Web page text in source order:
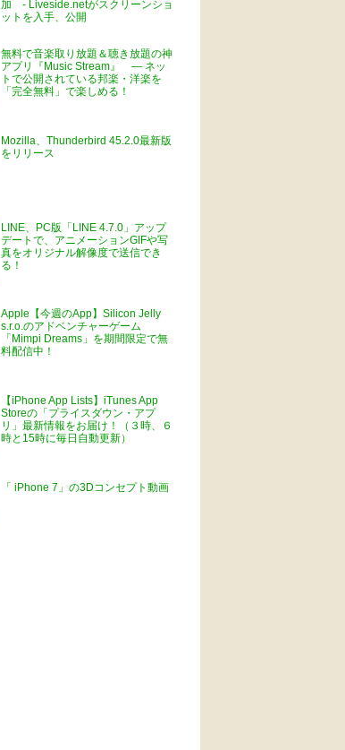
加 - Liveside.netがスクリーンショ
ットを入手、公開
無料で音楽取り放題＆聴き放題の神
アプリ『Music Stream』 ― ネッ
トで公開されている邦楽・洋楽を
「完全無料」で楽しめる！
Mozilla、Thunderbird 45.2.0最新版
をリリース
LINE、PC版「LINE 4.7.0」アップ
デートで、アニメーションGIFや写
真をオリジナル解像度で送信でき
る！
Apple【今週のApp】Silicon Jelly
s.r.o.のアドベンチャーゲーム
「Mimpi Dreams」を期間限定で無
料配信中！
【iPhone App Lists】iTunes App
Storeの「プライスダウン・アプ
リ」最新情報をお届け！（３時、６
時と15時に毎日自動更新）
「 iPhone 7」の3Dコンセプト動画